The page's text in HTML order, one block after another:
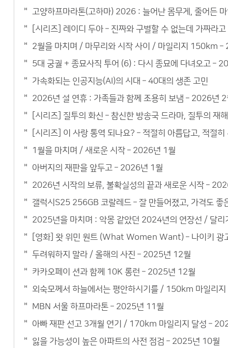
고양하프마라톤(고하마) 2026 : 늘어난 몸무게, 줄어든
[시리즈] 레이디 두아 – 진짜와 구별할 수 없는데 가짜라
2월을 마치며 / 마무리와 시작 사이 / 마일리지 150km
5대 궁궐 + 종묘사직 투어 (6) : 다시 종묘에 다녀오고 –
가속화되는 인공지능(AI)의 시대 – 40대의 생존 고민
2026년 설 연휴 : 가족들과 함께 조용히 보냄 – 2026년 2
[시리즈] 질투의 화신 – 참신한 방송국 드라마, 질투의 재
[시리즈] 이 사랑 통역 되나요? – 적절히 아름답고, 적절히
1월을 마치며 / 새로운 시작 – 2026년 1월
아버지의 재판을 앞두고 – 2026년 1월
2026년 시작의 보류, 불확실성의 끝과 새로운 시작 –
갤럭시S25 256GB 코랄레드 – 잘 만들어졌고, 가격도 좋
2025년을 마치며 : 악몽 같았던 2024년의 연장선 / 달
[영화] 왓 위민 원트 (What Women Want) – 나이키
두려워하지 말라 / 올해의 사진 – 2025년 12월
카카오페이 션과 함께 10K 롱런 – 2025년 12월
외숙모께서 하늘에서는 평안하시기를 / 150km 마일리
MBN 서울 하프마라톤 – 2025년 11월
아빠 재판 선고 3개월 연기 / 170km 마일리지 달성 –
잃을 가능성이 높은 아파트의 사전 점검 – 2025년 10월